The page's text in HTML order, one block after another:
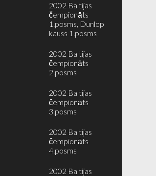
2002 Baltijas
čempionāts
1.posms, Dunlop
kauss 1.posms
2002 Baltijas
čempionāts
2.posms
2002 Baltijas
čempionāts
3.posms
2002 Baltijas
čempionāts
4.posms
2002 Baltijas